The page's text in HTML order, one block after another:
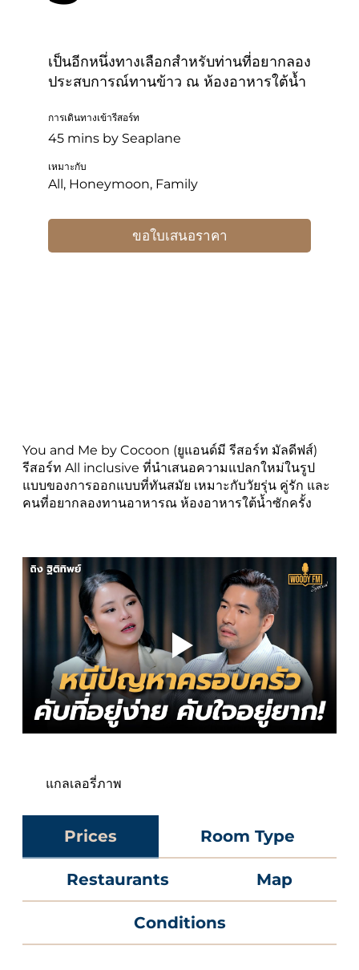
เป็นอีกหนึ่งทางเลือกสำหรับท่านที่อยากลอง
ประสบการณ์ทานข้าว ณ ห้องอาหารใต้น้ำ
ขอใบเสนอราคา
45 mins by Seaplane
การเดินทางเข้ารีสอร์ท
All, Honeymoon, Family
เหมาะกับ
You and Me by Cocoon (ยูแอนด์มี รีสอร์ท มัลดีฟส์)
รีสอร์ท All inclusive ที่นำเสนอความแปลกใหม่ในรูป
แบบของการออกแบบที่ทันสมัย เหมาะกับวัยรุ่น คู่รัก และ
คนที่อยากลองทานอาหารณ ห้องอาหารใต้น้ำซักครั้ง
Prices Room Type
Restaurants Map
Conditions
แกลเลอรี่ภาพ